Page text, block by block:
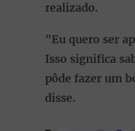
realizado.
"Eu quero ser
Isso significa
pôde fazer um
disse.